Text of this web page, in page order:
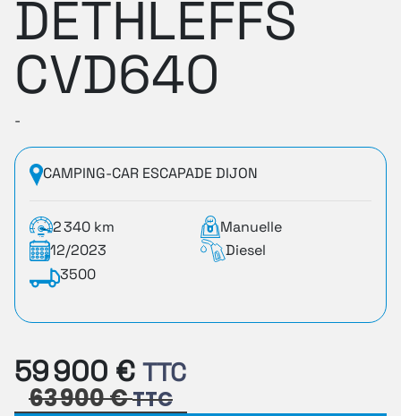
DETHLEFFS
CVD640
-
CAMPING-CAR ESCAPADE DIJON
2 340 km
Manuelle
12/2023
Diesel
3500
59 900 € TTC
63 900 €TTC